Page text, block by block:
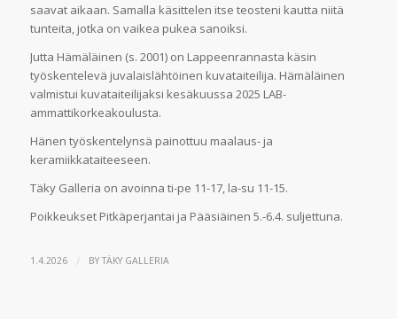
saavat aikaan. Samalla käsittelen itse teosteni kautta niitä
tunteita, jotka on vaikea pukea sanoiksi.
Jutta Hämäläinen (s. 2001) on Lappeenrannasta käsin
työskentelevä juvalaislähtöinen kuvataiteilija. Hämäläinen
valmistui kuvataiteilijaksi kesäkuussa 2025 LAB-
ammattikorkeakoulusta.
Hänen työskentelynsä painottuu maalaus- ja
keramiikkataiteeseen.
Täky Galleria on avoinna ti-pe 11-17, la-su 11-15.
Poikkeukset Pitkäperjantai ja Pääsiäinen 5.-6.4. suljettuna.
1.4.2026 / BYTÄKY GALLERIA